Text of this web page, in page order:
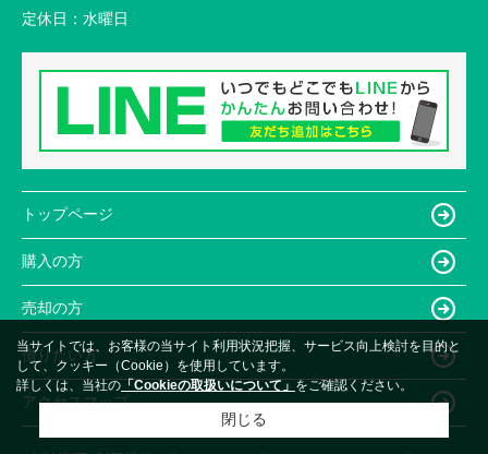
定休日： 水曜日
トップページ
購入の方
売却の方
借りたい方
アクセスマップ
当サイトでは、お客様の当サイト利用状況把握、サービス向上検討を目的と
して、クッキー（Cookie）を使用しています。
詳しくは、当社の 「Cookieの取扱いについて」 をご確認ください。
閉じる